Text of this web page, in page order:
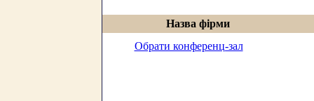
Назва фірми
Обрати конференц-зал